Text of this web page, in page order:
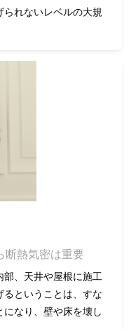
れないレベルの大規
断熱気密は重要
部、天井や屋根に施工
るということは、すな
なり、壁や床を壊し